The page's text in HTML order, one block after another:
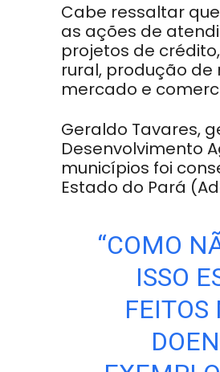
Cabe ressaltar
as ações de
projetos de
rural, produção
mercado e
Geraldo Tavares,
Desenvolvimento
municípios foi
Estado do Pará
“COMO
ISSO
FEITOS